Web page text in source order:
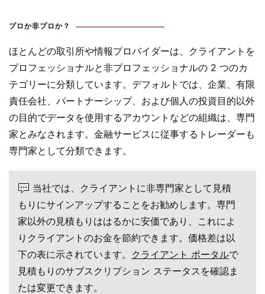
プロか非プロか？
ほとんどの取引所や情報プロバイダーは、クライアントを
プロフェッショナルと非プロフェッショナルの 2 つのカ
テゴリーに分類しています。デフォルトでは、企業、有限
責任会社、パートナーシップ、および個人の投資目的以外
の目的でデータを使用するアカウントなどの組織は、専門
家とみなされます。金融サービスに従事するトレーダーも
専門家として分類できます。
当社では、クライアントに非専門家として見積
もりにサインアップすることをお勧めします。専門
家以外の見積もりははるかに安価であり、これによ
りクライアントのお金を節約できます。価格差は以
下の表に示されています。 クライアント ポータルで
見積もりの​​サブスクリプション ステータスを確認ま
たは変更できます。